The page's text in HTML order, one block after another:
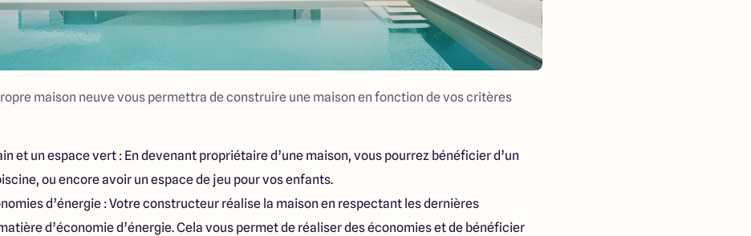
maison neuve vous permettra de construire une maison en fonction de vos critères
et un espace vert : En devenant propriétaire d’une maison, vous pourrez bénéficier d’un
ou encore avoir un espace de jeu pour vos enfants.
d’énergie : Votre constructeur réalise la maison en respectant les dernières
d’économie d’énergie. Cela vous permet de réaliser des économies et de bénéficier